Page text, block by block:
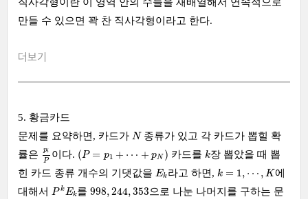
만들 수 있으면 꽉 찬 직사각형이라고 한다.
더보기
5. 황금카드
문제를 요약하면, 카드가 N
N종류가 있고 각 카드가 뽑힐 확
률은
pi
P
pi
이다. (P = p1 + ⋯ + pN )
(P= + 카드를 k
k장 뽑았을 때 뽑
힌 카드 종류 개수의 기댓값을 Ek
Ek 라고 하면, k = 1, ⋯ , K
k ⋯
에
대해서 P kEk
PkEk
를998,244,353
998 244, 353 으로 나눈 나머지를 구하는 문